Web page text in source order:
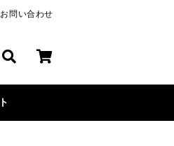
お問い合わせ